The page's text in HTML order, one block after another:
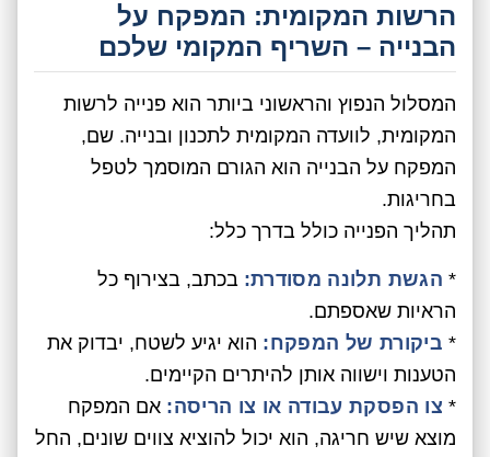
הרשות המקומית: המפקח על
הבנייה – השריף המקומי שלכם
המסלול הנפוץ והראשוני ביותר הוא פנייה לרשות
המקומית, לוועדה המקומית לתכנון ובנייה. שם,
המפקח על הבנייה הוא הגורם המוסמך לטפל
בחריגות.
תהליך הפנייה כולל בדרך כלל:
* הגשת תלונה מסודרת: בכתב, בצירוף כל
הראיות שאספתם.
* ביקורת של המפקח: הוא יגיע לשטח, יבדוק את
הטענות וישווה אותן להיתרים הקיימים.
* צו הפסקת עבודה או צו הריסה: אם המפקח
מוצא שיש חריגה, הוא יכול להוציא צווים שונים, החל